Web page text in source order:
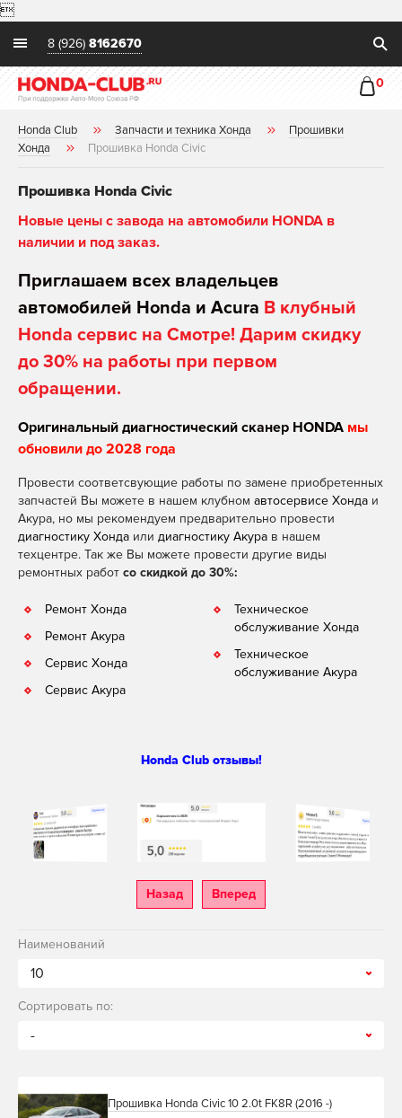

8 (926) 8162670
0
Honda Club Запчасти и техника Хонда
Прошивки
Хонда
Прошивка Honda Civic
Прошивка Honda Civic
Новые цены с завода на автомобили HONDA в
наличии и под заказ.
Приглашаем всех владельцев
автомобилей Honda и Acura В клубный
Honda сервис на Смотре! Дарим скидку
до 30% на работы при первом
обращении.
Оригинальный диагностический сканер HONDA мы
обновили до 2028 года
Провести соответсвующие работы по замене приобретенных
запчастей Вы можете в нашем клубном автосервисе Хонда и
Акура, но мы рекомендуем предварительно провести
диагностику Хонда или диагностику Акура в нашем
техцентре. Так же Вы можете провести другие виды
ремонтных работ со скидкой до 30%:
Ремонт Хонда
Ремонт Акура
Сервис Хонда
Сервис Акура
Техническое
обслуживание Хонда
Техническое
обслуживание Акура
Honda Club отзывы!
Назад Вперед
Наименований
10
Сортировать по:
-
Прошивка Honda Civic 10 2.0t FK8R (2016 -)